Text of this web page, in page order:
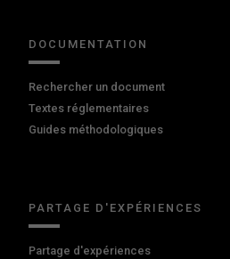
DOCUMENTATION
Rechercher un document
Textes réglementaires
Guides méthodologiques
PARTAGE D'EXPÉRIENCES
Partage d'expériences